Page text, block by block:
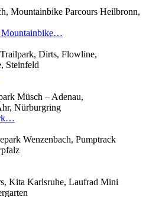
Mountainbike…